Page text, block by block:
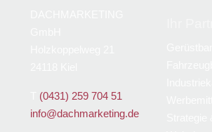
(0431) 259 704 51
info@dachmarketing.de